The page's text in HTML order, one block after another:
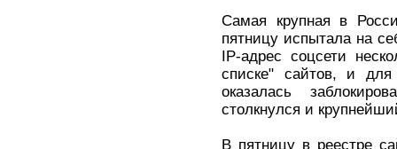
Самая крупная в
пятницу испытала на
IP-адрес соцсети
списке" сайтов, и для
оказалась
столкнулся и
В пятницу в реестре